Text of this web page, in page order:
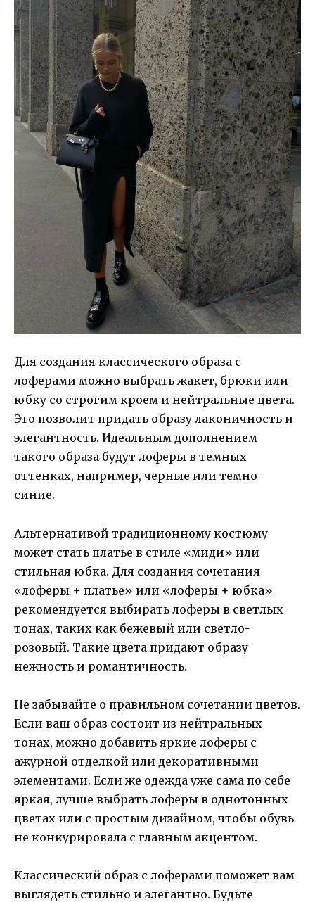
Для создания классического образа с
лоферами можно выбрать жакет, брюки или
юбку со строгим кроем и нейтральные цвета.
Это позволит придать образу лаконичность и
элегантность. Идеальным дополнением
такого образа будут лоферы в темных
оттенках, например, черные или темно-
синие.
Альтернативой традиционному костюму
может стать платье в стиле «миди» или
стильная юбка. Для создания сочетания
«лоферы + платье» или «лоферы + юбка»
рекомендуется выбирать лоферы в светлых
тонах, таких как бежевый или светло-
розовый. Такие цвета придают образу
нежность и романтичность.
Не забывайте о правильном сочетании цветов.
Если ваш образ состоит из нейтральных
тонах, можно добавить яркие лоферы с
ажурной отделкой или декоративными
элементами. Если же одежда уже сама по себе
яркая, лучше выбрать лоферы в однотонных
цветах или с простым дизайном, чтобы обувь
не конкурировала с главным акцентом.
Классический образ с лоферами поможет вам
выглядеть стильно и элегантно. Будьте